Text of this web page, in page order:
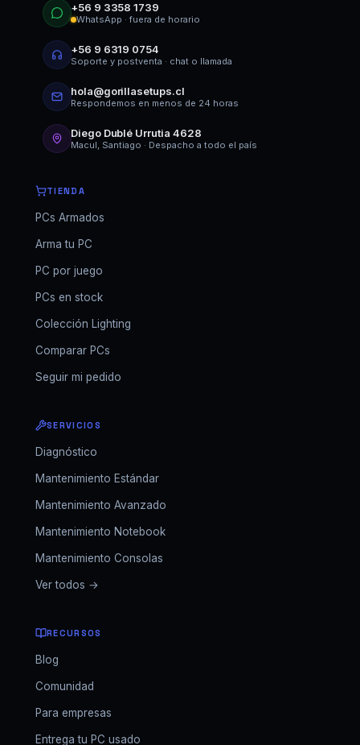
+56 9 3358 1739
WhatsApp · fuera de horario
+56 9 6319 0754
Soporte y postventa · chat o llamada
hola@gorillasetups.cl
Respondemos en menos de 24 horas
Diego Dublé Urrutia 4628
Macul, Santiago · Despacho a todo el país
TIENDA
PCs Armados
Arma tu PC
PC por juego
PCs en stock
Colección Lighting
Comparar PCs
Seguir mi pedido
SERVICIOS
Diagnóstico
Mantenimiento Estándar
Mantenimiento Avanzado
Mantenimiento Notebook
Mantenimiento Consolas
Ver todos →
RECURSOS
Blog
Comunidad
Para empresas
Entrega tu PC usado